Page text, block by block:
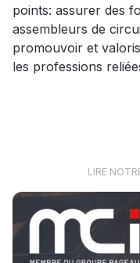
points: assurer des
assembleurs de
promouvoir et
les professions
LIRE